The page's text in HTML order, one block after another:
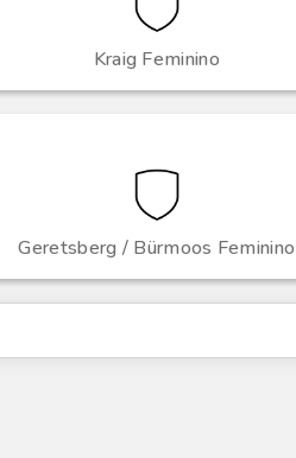
Kraig Feminino
Geretsberg / Bürmoos Feminino